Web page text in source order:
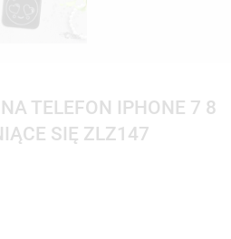
TELEFON IPHONE 7 8
SIĘ ZLZ147